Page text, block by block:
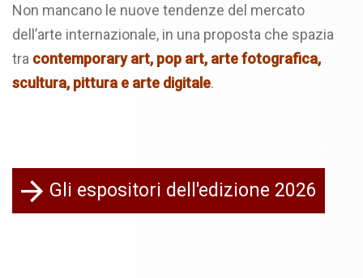
Non mancano le nuove tendenze del mercato
dell’arte internazionale, in una proposta che spazia
tra contemporary art, pop art, arte fotografica,
scultura, pittura e arte digitale.
Gli espositori dell'edizione 2026